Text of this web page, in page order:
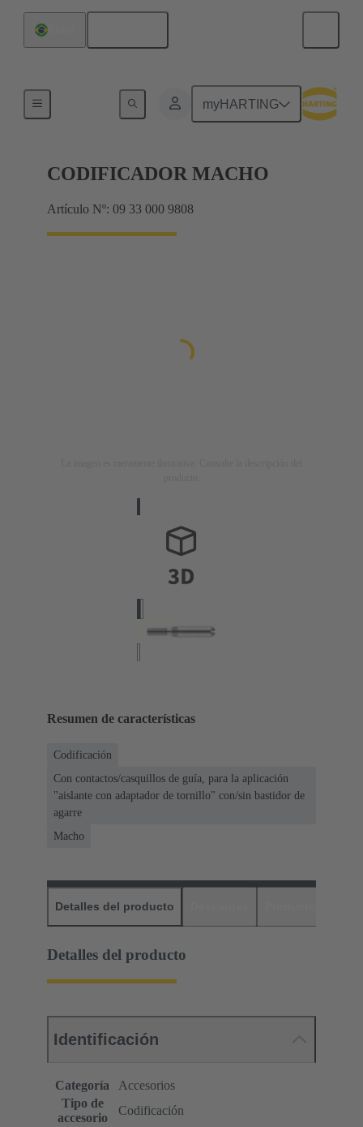
myHARTING
CODIFICADOR MACHO
Artículo Nº: 09 33 000 9808
Resumen de características
Codificación
Con contactos/casquillos de guía, para la aplicación
"aislante con adaptador de tornillo" con/sin bastidor de
agarre
Macho
Detalles del producto
Detalles del producto
Identificación
Categoría
Accesorios
Tipo de
accesorio
Codificación